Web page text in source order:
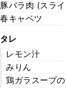
豚バラ肉 (スラ
春キャベツ
タレ
レモン汁
みりん
鶏ガラスープ